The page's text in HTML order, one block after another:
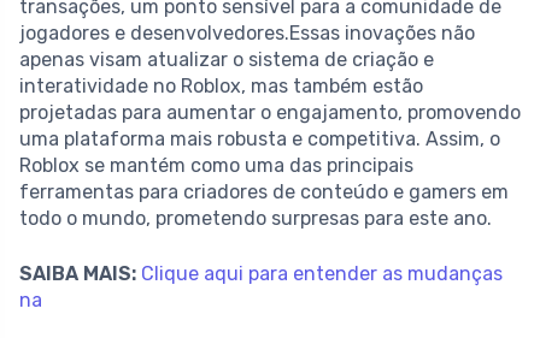
transações, um ponto sensível para a comunidade de
jogadores e desenvolvedores.Essas inovações não
apenas visam atualizar o sistema de criação e
interatividade no Roblox, mas também estão
projetadas para aumentar o engajamento, promovendo
uma plataforma mais robusta e competitiva. Assim, o
Roblox se mantém como uma das principais
ferramentas para criadores de conteúdo e gamers em
todo o mundo, prometendo surpresas para este ano.
SAIBA MAIS: Clique aqui para entender as mudanças
na